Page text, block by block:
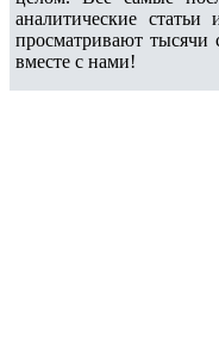
аналитические
просматривают
вместе с нами!